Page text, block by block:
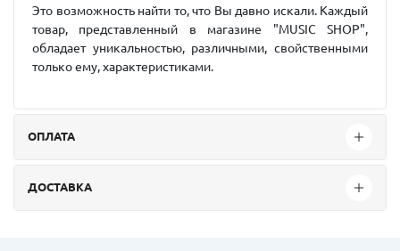
Это возможность найти то, что Вы давно искали. Каждый
товар, представленный в магазине "MUSIC SHOP",
обладает уникальностью, различными, свойственными
только ему, характеристиками.
ОПЛАТА
ДОСТАВКА